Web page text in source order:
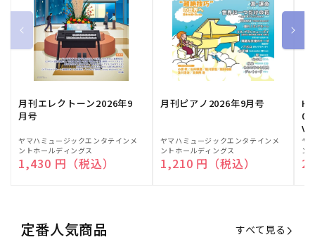
月刊エレクトーン2026年9
月号
販
売
元:
ヤマハミュージックエンタテインメ
ントホールディングス
通常価格
1,430 円（税込）
月刊ピアノ2026年9月号
販
売
元:
ヤマハミュージックエンタテインメ
ントホールディングス
通常価格
1,210 円（税込）
販
売
元:
ヤ
ン
定番人気商品 すべて見る